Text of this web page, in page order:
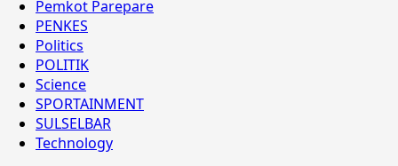
Pemkot Parepare
PENKES
Politics
POLITIK
Science
SPORTAINMENT
SULSELBAR
Technology